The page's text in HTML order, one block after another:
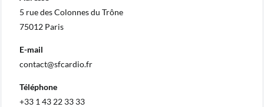
5 rue des Colonnes du Trône
75012 Paris
E-mail
contact@sfcardio.fr
Téléphone
+33 1 43 22 33 33